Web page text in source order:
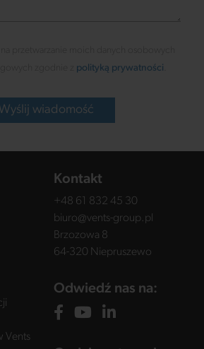
polityką prywatności
Wyślij wiadomość
Vents
Kontakt
+48 61 832 45 30
biuro@vents-group.pl
Brzozowa 8
64-320 Niepruszewo
Odwiedź nas na: